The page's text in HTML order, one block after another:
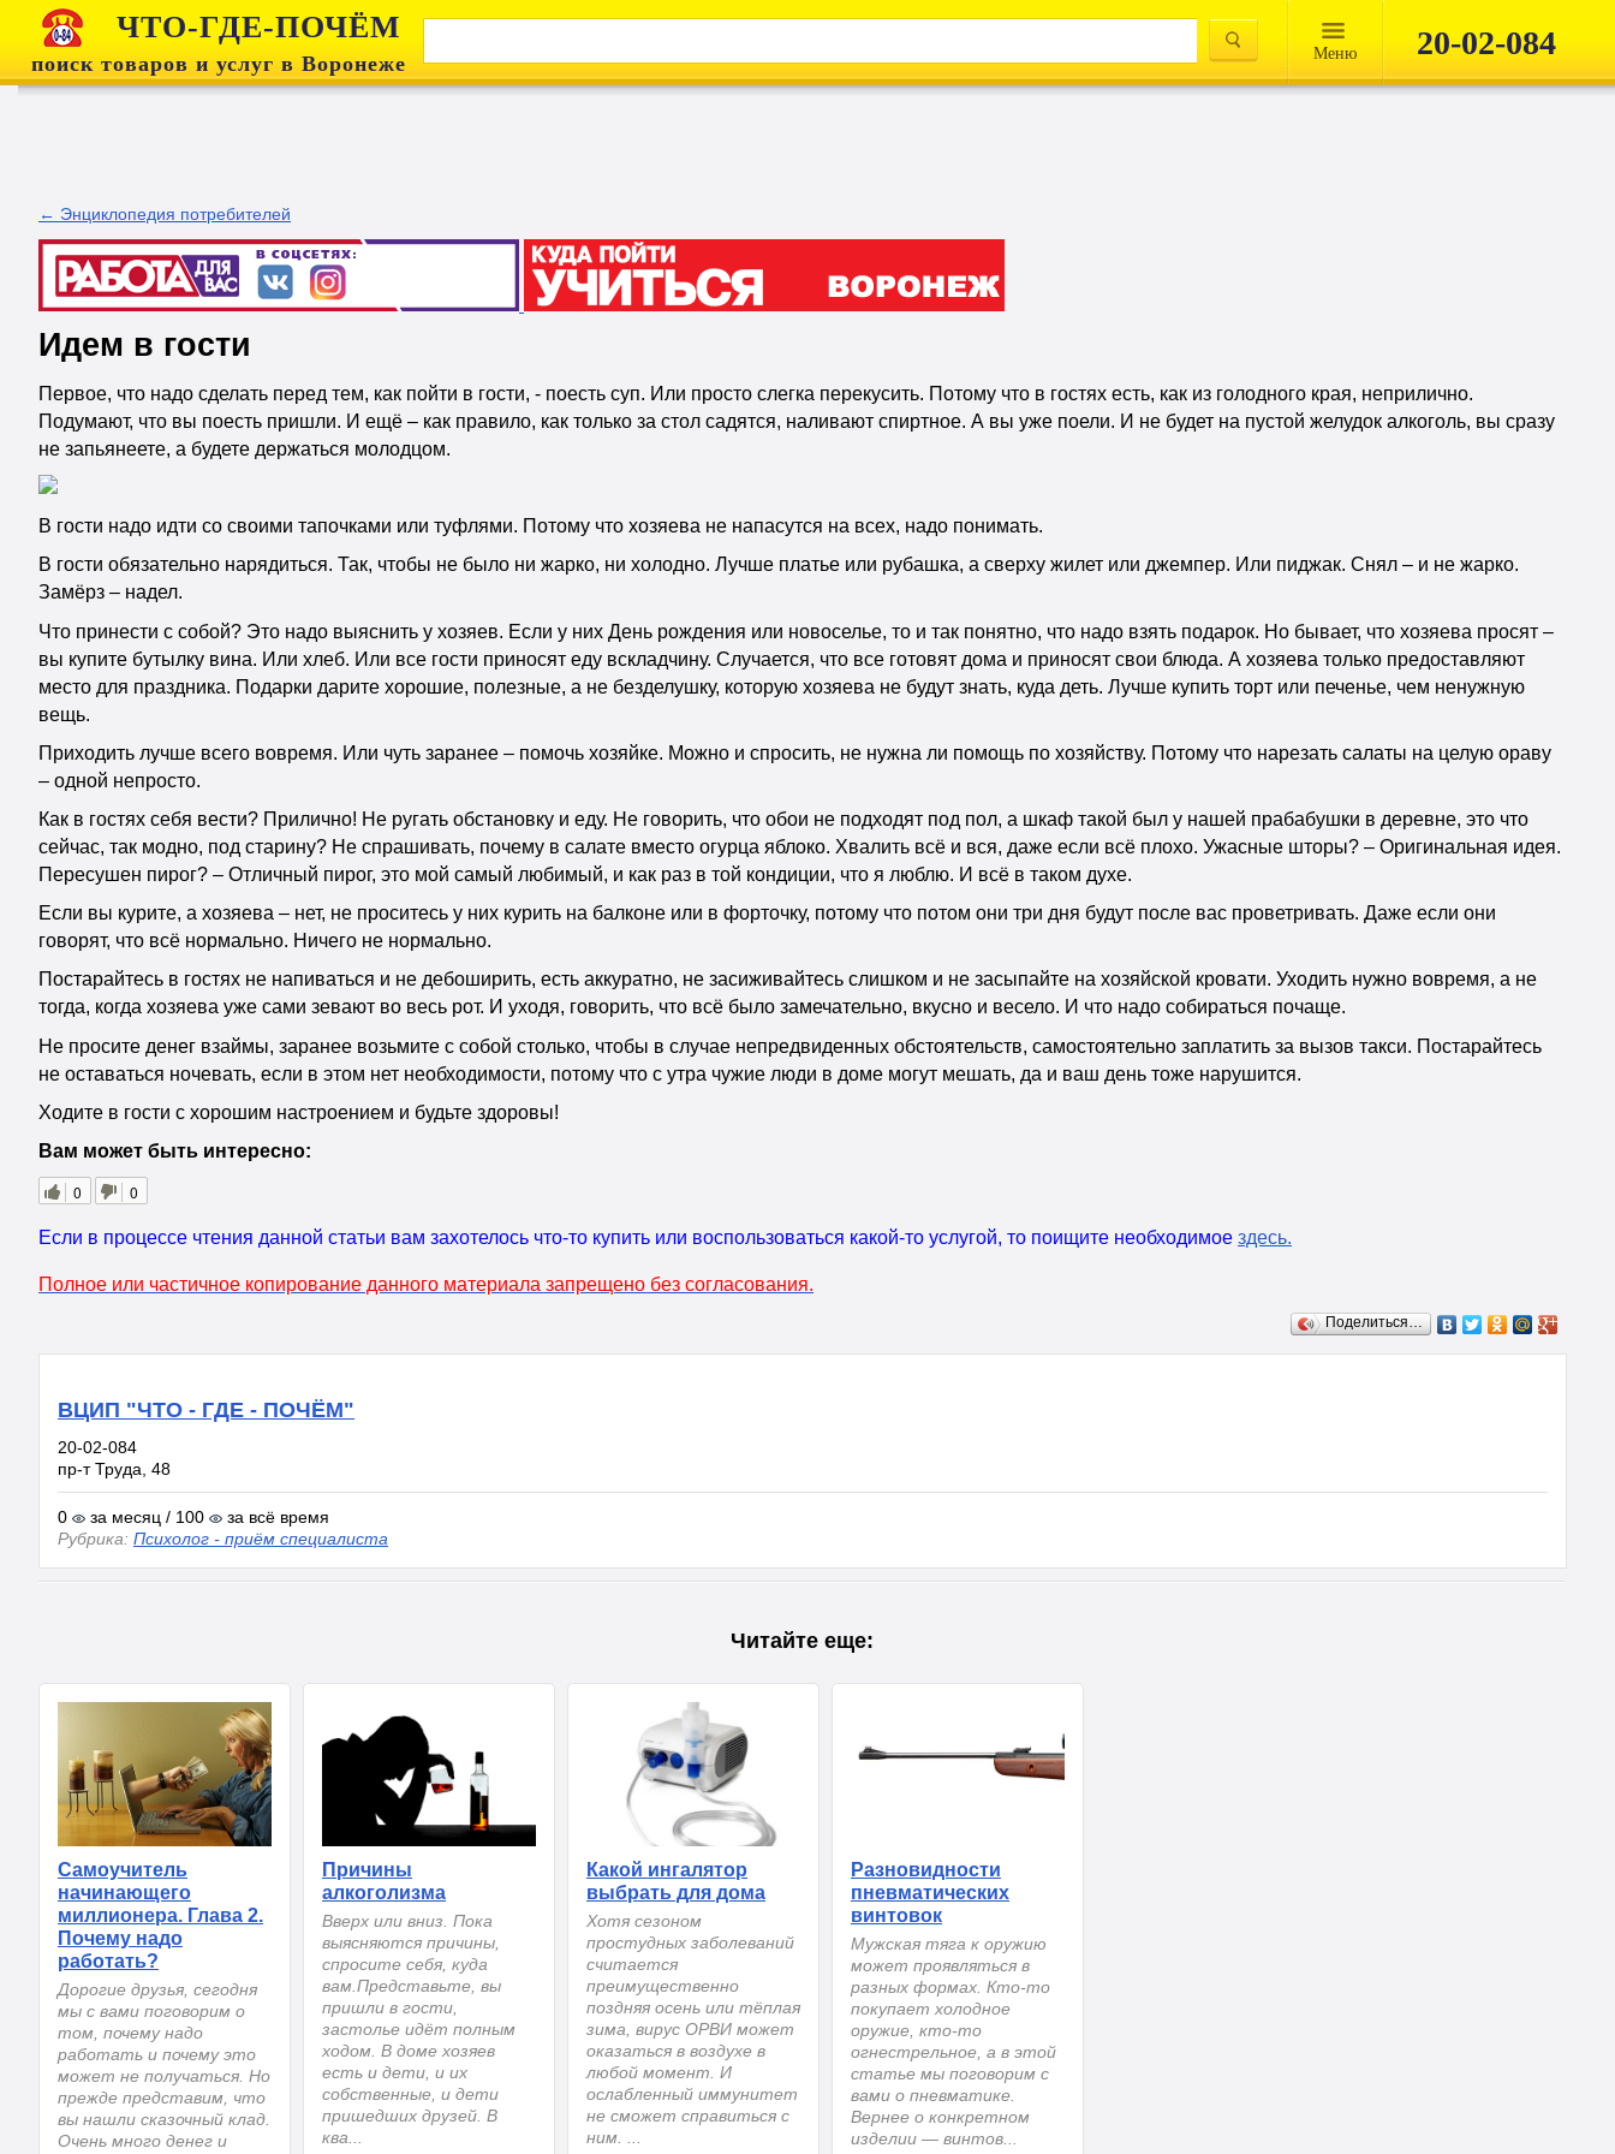
ЧТО-ГДЕ-ПОЧЁМ
поиск товаров и услуг в Воронеже Mеню 20-02-084
← Энциклопедия потребителей
Идем в гости
Первое, что надо сделать перед тем, как пойти в гости, - поесть суп. Или просто слегка перекусить. Потому что в гостях есть, как из голодного края, неприлично.
Подумают, что вы поесть пришли. И ещё – как правило, как только за стол садятся, наливают спиртное. А вы уже поели. И не будет на пустой желудок алкоголь, вы сразу
не запьянеете, а будете держаться молодцом.
В гости надо идти со своими тапочками или туфлями. Потому что хозяева не напасутся на всех, надо понимать.
В гости обязательно нарядиться. Так, чтобы не было ни жарко, ни холодно. Лучше платье или рубашка, а сверху жилет или джемпер. Или пиджак. Снял – и не жарко.
Замёрз – надел.
Что принести с собой? Это надо выяснить у хозяев. Если у них День рождения или новоселье, то и так понятно, что надо взять подарок. Но бывает, что хозяева просят –
вы купите бутылку вина. Или хлеб. Или все гости приносят еду вскладчину. Случается, что все готовят дома и приносят свои блюда. А хозяева только предоставляют
место для праздника. Подарки дарите хорошие, полезные, а не безделушку, которую хозяева не будут знать, куда деть. Лучше купить торт или печенье, чем ненужную
вещь.
Приходить лучше всего вовремя. Или чуть заранее – помочь хозяйке. Можно и спросить, не нужна ли помощь по хозяйству. Потому что нарезать салаты на целую ораву
– одной непросто.
Как в гостях себя вести? Прилично! Не ругать обстановку и еду. Не говорить, что обои не подходят под пол, а шкаф такой был у нашей прабабушки в деревне, это что
сейчас, так модно, под старину? Не спрашивать, почему в салате вместо огурца яблоко. Хвалить всё и вся, даже если всё плохо. Ужасные шторы? – Оригинальная идея.
Пересушен пирог? – Отличный пирог, это мой самый любимый, и как раз в той кондиции, что я люблю. И всё в таком духе.
Если вы курите, а хозяева – нет, не проситесь у них курить на балконе или в форточку, потому что потом они три дня будут после вас проветривать. Даже если они
говорят, что всё нормально. Ничего не нормально.
Постарайтесь в гостях не напиваться и не дебоширить, есть аккуратно, не засиживайтесь слишком и не засыпайте на хозяйской кровати. Уходить нужно вовремя, а не
тогда, когда хозяева уже сами зевают во весь рот. И уходя, говорить, что всё было замечательно, вкусно и весело. И что надо собираться почаще.
Не просите денег взаймы, заранее возьмите с собой столько, чтобы в случае непредвиденных обстоятельств, самостоятельно заплатить за вызов такси. Постарайтесь
не оставаться ночевать, если в этом нет необходимости, потому что с утра чужие люди в доме могут мешать, да и ваш день тоже нарушится.
Ходите в гости с хорошим настроением и будьте здоровы!
Вам может быть интересно:
0
0
Если в процессе чтения данной статьи вам захотелось что-то купить или воспользоваться какой-то услугой, то поищите необходимое здесь.
Полное или частичное копирование данного материала запрещено без согласования.
Поделиться…
ВЦИП "ЧТО - ГДЕ - ПОЧЁМ"
20-02-084
пр-т Труда, 48
0 за месяц / 100
за всё время
Рубрика: Психолог - приём специалиста
Читайте еще:
Самоучитель
начинающего
миллионера. Глава 2.
Почему надо
работать?
Дорогие друзья, сегодня
мы с вами поговорим о
том, почему надо
работать и почему это
может не получаться. Но
прежде представим, что
вы нашли сказочный клад.
Очень много денег и
Причины
алкоголизма
Вверх или вниз. Пока
выясняются причины,
спросите себя, куда
вам.Представьте, вы
пришли в гости,
застолье идёт полным
ходом. В доме хозяев
есть и дети, и их
собственные, и дети
пришедших друзей. В
ква...
Какой ингалятор
выбрать для дома
Хотя сезоном
простудных заболеваний
считается
преимущественно
поздняя осень или тёплая
зима, вирус ОРВИ может
оказаться в воздухе в
любой момент. И
ослабленный иммунитет
не сможет справиться с
ним. ...
Разновидности
пневматических
винтовок
Мужская тяга к оружию
может проявляться в
разных формах. Кто-то
покупает холодное
оружие, кто-то
огнестрельное, а в этой
статье мы поговорим с
вами о пневматике.
Вернее о конкретном
изделии — винтов...